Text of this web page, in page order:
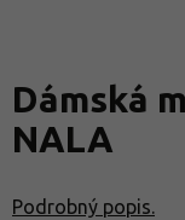
Dámská
NALA
Podrobný popis.